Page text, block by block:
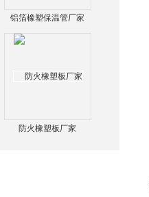
铝箔橡塑保温管厂家
防火橡塑板厂家